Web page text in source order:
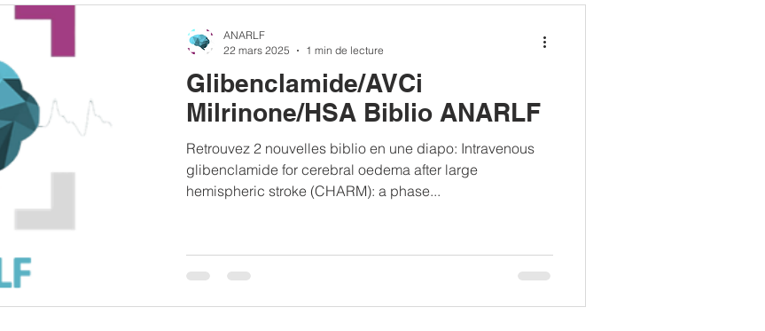
CONGRES
Article commenté
Glibenclamide/AVCi
Milrinone/HSA Biblio ANARLF
Retrouvez 2 nouvelles biblio en une diapo: Intravenous
glibenclamide for cerebral oedema after large
hemispheric stroke (CHARM): a phase...
ANARLF
22 mars 2025
1 min de lecture